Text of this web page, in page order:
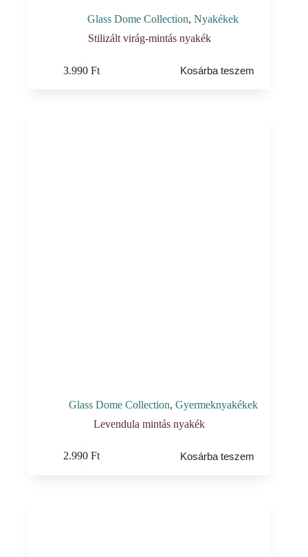
Glass Dome Collection,Nyakékek
Stilizált virág-mintás nyakék
3.990Ft Kosárba teszem
Glass Dome Collection, Gyermeknyakékek
Levendula mintás nyakék
2.990Ft Kosárba teszem